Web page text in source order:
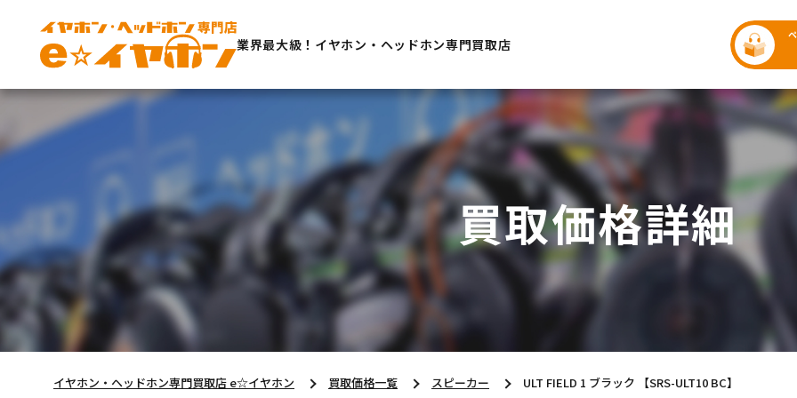
業界最大級！イヤホン・ヘッドホン専門買取店
買取価格詳細
イヤホン・ヘッドホン専門買取店 e☆イヤホン 買取価格一覧 スピーカー ULT FIELD 1 ブラック 【SRS-ULT10 BC】